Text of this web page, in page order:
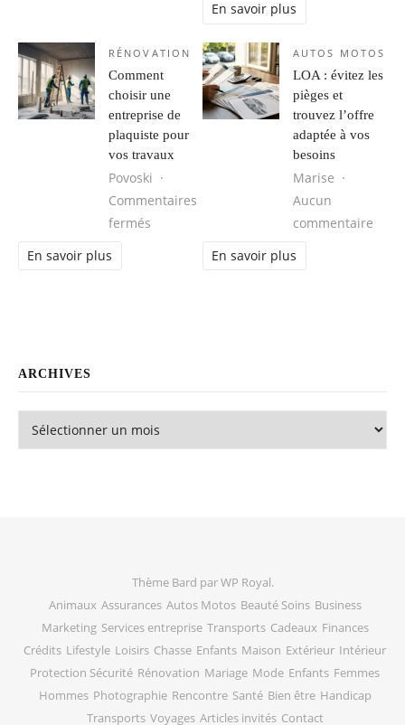
En savoir plus
RÉNOVATION
Comment
choisir une
entreprise de
plaquiste pour
vos travaux
Povoski
Commentaires
fermés sur Comment choisir une entreprise de
En savoir plus
AUTOS MOTOS
LOA : évitez les
pièges et
trouvez l’offre
adaptée à vos
besoins
Marise
Aucun
commentaire
En savoir plus
ARCHIVES
Archives
Thème Bard parWP Royal.
Animaux Assurances Autos Motos Beauté Soins Business
Marketing Services entreprise Transports Cadeaux Finances
Crédits Lifestyle Loisirs Chasse Enfants Maison Extérieur Intérieur
Protection Sécurité Rénovation Mariage Mode Enfants Femmes
Hommes Photographie Rencontre Santé Bien être Handicap
Transports Voyages Articles invités Contact